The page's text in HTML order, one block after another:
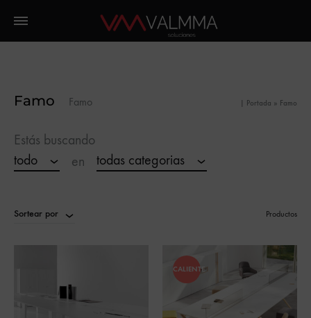
Famo Famo | Portada » Famo
Estás buscando
todo
en todas categorias
Sortear por Productos
CALIENTE